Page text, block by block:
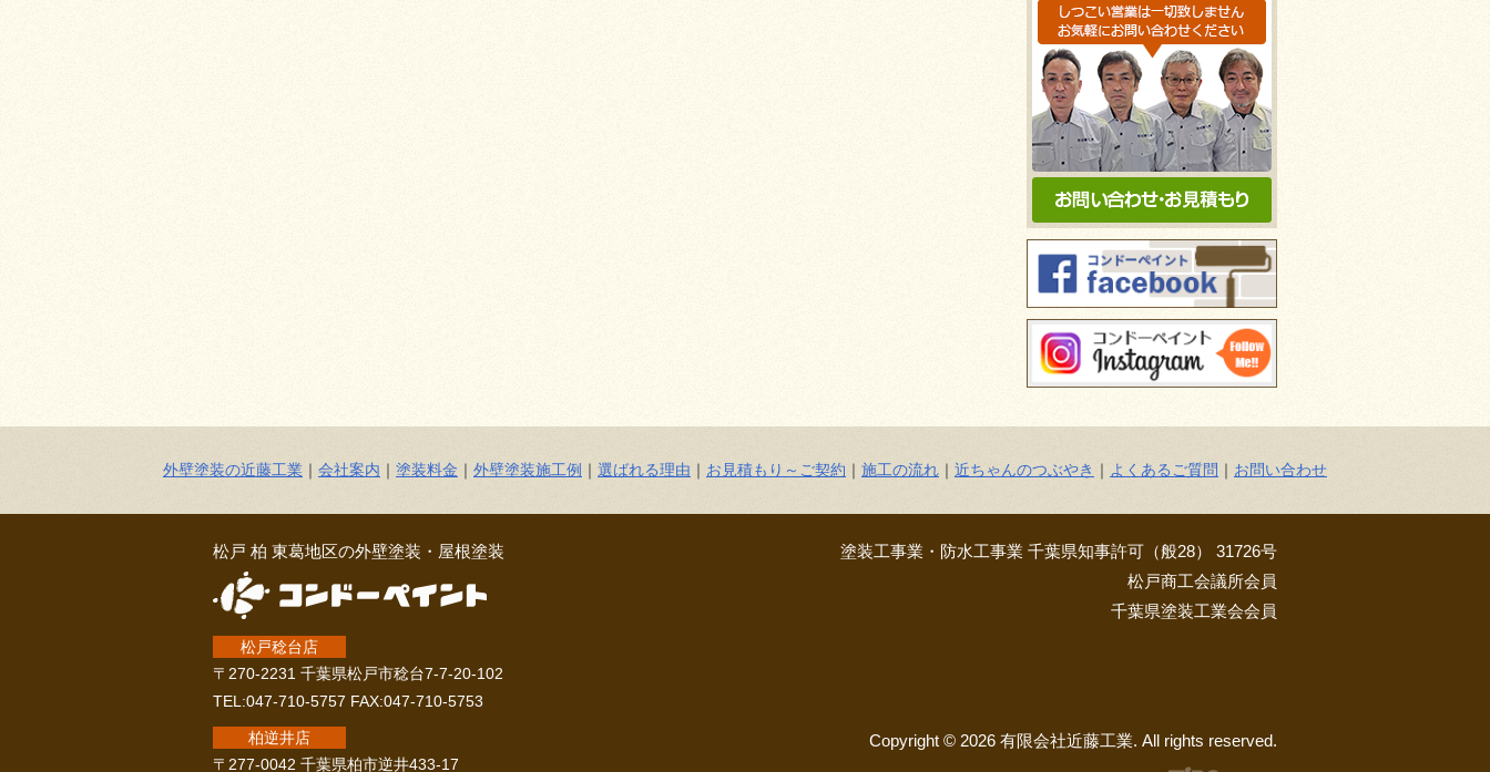
外壁塗装の近藤工業 ｜ 会社案内 ｜ 塗装料金 ｜ 外壁塗装施工例 ｜ 選ばれる理由 ｜ お見積もり～ご契約 ｜ 施工の流れ ｜ 近ちゃんのつぶやき ｜ よくあるご質問 ｜ お問い合わせ
松戸 柏 東葛地区の外壁塗装・屋根塗装
松戸稔台店
〒270-2231 千葉県松戸市稔台7-7-20-102
TEL:047-710-5757 FAX:047-710-5753
柏逆井店
〒277-0042 千葉県柏市逆井433-17
塗装工事業・防水工事業 千葉県知事許可（般28） 31726号
松戸商工会議所会員
千葉県塗装工業会会員
Copyright © 2026 有限会社近藤工業. All rights reserved.